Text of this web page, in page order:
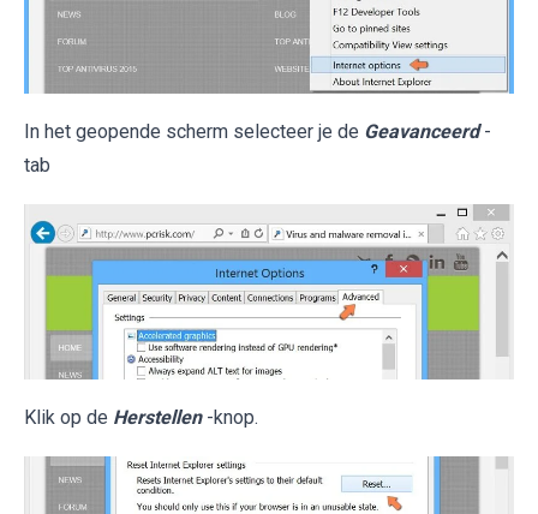
In het geopende scherm selecteer je de Geavanceerd -
tab
Klik op de Herstellen -knop.